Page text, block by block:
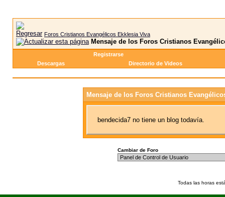
Foros Cristianos Evangélicos Ekklesia Viva
Mensaje de los Foros Cristianos
Registrarse
Descargas
Directorio de Videos
Mensaje de los Foros Cristianos
bendecida7 no tiene un blog todavía.
Cambiar de Foro
Todas las horas